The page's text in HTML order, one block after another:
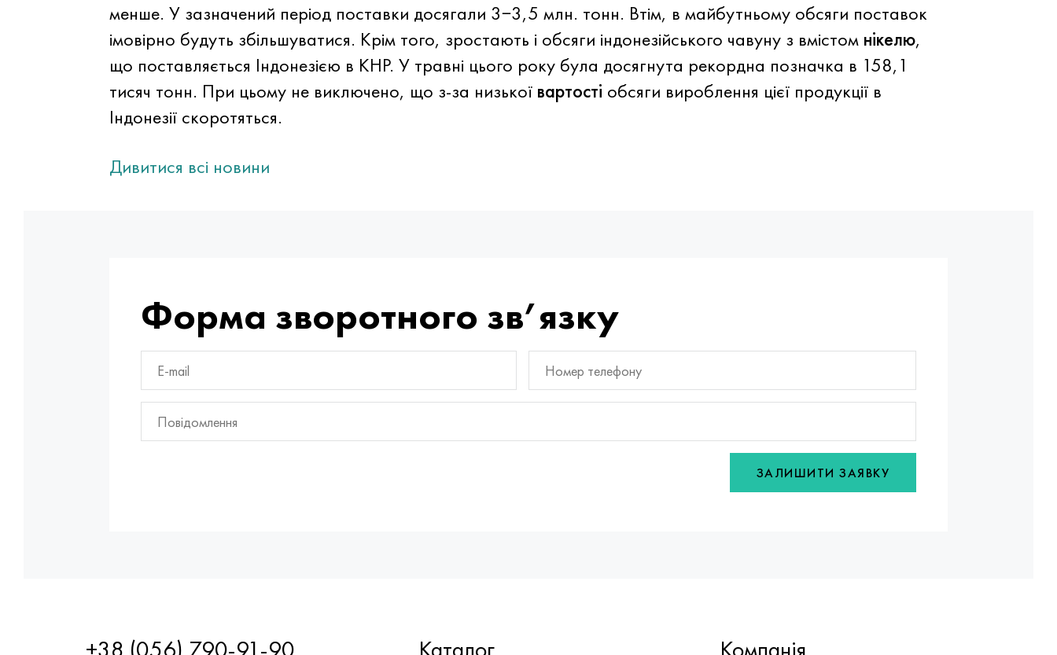
менше. У зазначений період поставки досягали 3−3,5 млн. тонн. Втім, в майбутньому обсяги поставок
імовірно будуть збільшуватися. Крім того, зростають і обсяги індонезійського чавуну з вмістом нікелю,
що поставляється Індонезією в КНР. У травні цього року була досягнута рекордна позначка в 158,1
тисяч тонн. При цьому не виключено, що з-за низької вартості обсяги вироблення цієї продукції в
Індонезії скоротяться.
Дивитися всі новини
Форма зворотного зв’язку
ЗАЛИШИТИ ЗАЯВКУ